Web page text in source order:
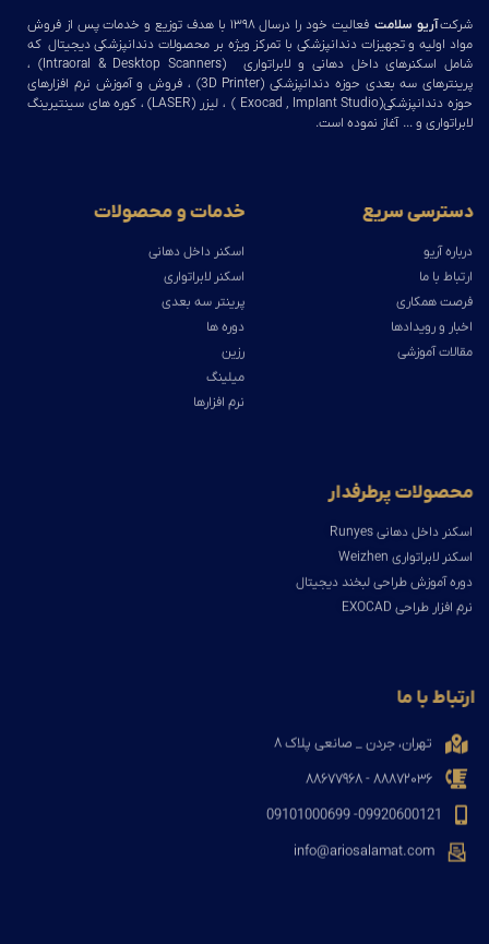
شرکتآریو سلامت
فعالیت خود را درسال ۱۳۹۸ با هدف توزیع و خدمات پس از فروش
مواد اولیه و تجهیزات دندانپزشکی با تمرکز ویژه بر محصولات دندانپزشکی دیجیتال که
شامل اسکنرهای داخل دهانی و لابراتواری (Intraoral & Desktop Scanners) ،
پرینترهای سه بعدی حوزه دندانپزشکی (3D Printer) ، فروش و آموزش نرم افزارهای
حوزه دندانپزشکی(Exocad , Implant Studio ) ، لیزر (LASER) ، کوره های سینتیرینگ
لابراتواری و … آغاز نموده است.
دسترسی سریع
درباره آریو
ارتباط با ما
فرصت همکاری
اخبار و رویدادها
مقالات آموزشی
خدمات و محصولات
اسکنر داخل دهانی
اسکنر لابراتواری
پرینتر سه بعدی
دوره ها
رزین
میلینگ
نرم افزارها
محصولات پرطرفدار
اسکنر داخل دهانی Runyes
اسکنر لابراتواری Weizhen
دوره آموزش طراحی لبخند دیجیتال
نرم افزار طراحی EXOCAD
ارتباط با ما
تهران، جردن _ صانعی پلاک ۸
۸۸۸۷۲۰۳۶ - ۸۸۶۷۷۹۶۸
09920600121- 09101000699
info@ariosalamat.com